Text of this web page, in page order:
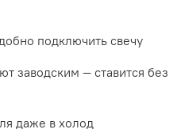
подключить свечу
заводским — ставится без
даже в холод